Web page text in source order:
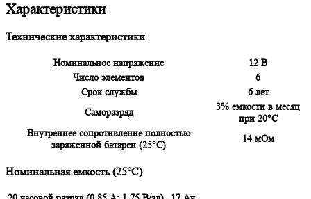
Характеристики
Технические характеристики
Номинальное напряжение
12 В
Число элементов
6
Срок службы
6 лет
Саморазряд
3% емкости в месяц
при 20°С
Внутреннее сопротивление полностью
заряженной батареи (25°С)
14 мОм
Номинальная емкость (25°С)